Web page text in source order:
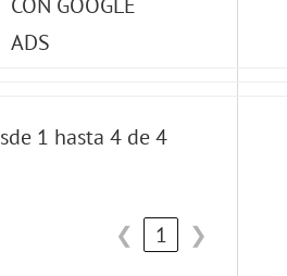
ADS
1 hasta 4 de 4
❮ 1 ❯